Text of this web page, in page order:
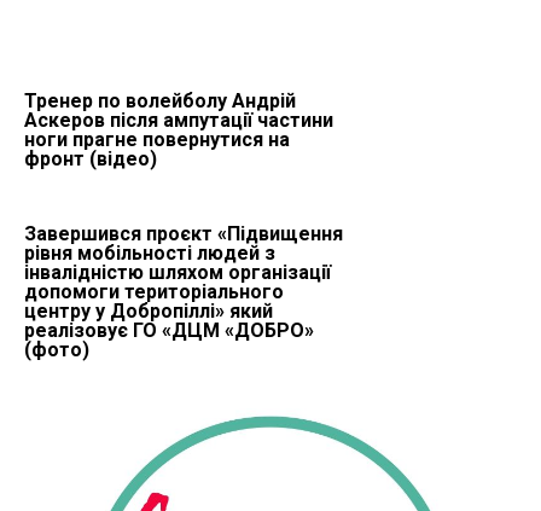
Тренер по волейболу Андрій
Аскеров після ампутації частини
ноги прагне повернутися на
фронт (відео)
Завершився проєкт «Підвищення
рівня мобільності людей з
інвалідністю шляхом організації
допомоги територіального
центру у Добропіллі» який
реалізовує ГО «ДЦМ «ДОБРО»
(фото)